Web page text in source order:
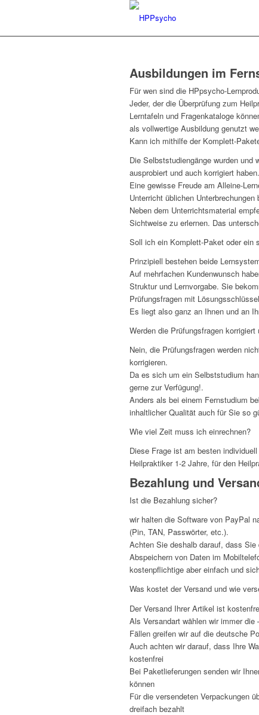
Ausbildungen im
Für wen sind die HPpsycho-
Jeder, der die Überprüfung zum
Lerntafeln und Fragenkataloge
als vollwertige Ausbildung genutzt
Kann ich mithilfe der Komplett-
Die Selbststudiengänge wurden
ausprobiert und auch korrigiert haben.
Eine gewisse Freude am Alleine-
Unterricht üblichen
Neben dem Unterrichtsmaterial
Sichtweise zu erlernen. Das
Soll ich ein Komplett-Paket oder ein
Prinzipiell bestehen beide
Auf mehrfachen Kundenwunsch
Struktur und Lernvorgabe. Sie
Prüfungsfragen mit
Es liegt also ganz an Ihnen und an
Werden die Prüfungsfragen
Nein, die Prüfungsfragen werden
korrigieren.
Da es sich um ein Selbststudium
gerne zur Verfügung!.
Anders als bei einem Fernstudium
inhaltlicher Qualität auch für Sie so
Wie viel Zeit muss ich einrechnen?
Diese Frage ist am besten
Heilpraktiker 1-2 Jahre, für den
Bezahlung und
Ist die Bezahlung sicher?
wir halten die Software von PayPal
(Pin, TAN, Passwörter, etc.).
Achten Sie deshalb darauf, dass
Abspeichern von Daten im
kostenpflichtige aber einfach und
Was kostet der Versand und wie
Der Versand Ihrer Artikel ist
Als Versandart wählen wir immer
Fällen greifen wir auf die deutsche
Auch achten wir darauf, dass Ihre
kostenfrei
Bei Paketlieferungen senden wir
können
Für die versendeten Verpackungen
dreifach bezahlt